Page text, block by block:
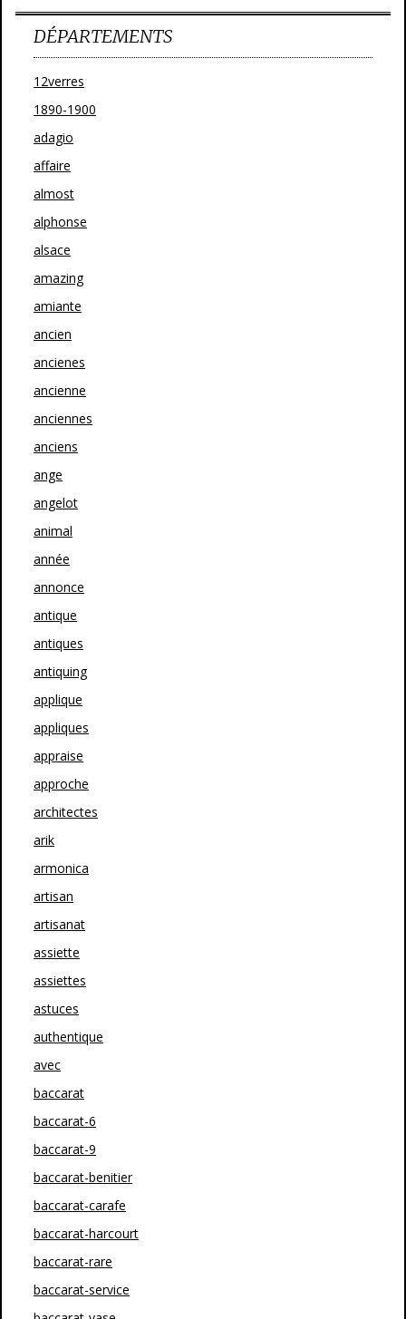
DÉPARTEMENTS
12verres
1890-1900
adagio
affaire
almost
alphonse
alsace
amazing
amiante
ancien
ancienes
ancienne
anciennes
anciens
ange
angelot
animal
année
annonce
antique
antiques
antiquing
applique
appliques
appraise
approche
architectes
arik
armonica
artisan
artisanat
assiette
assiettes
astuces
authentique
avec
baccarat
baccarat-6
baccarat-9
baccarat-benitier
baccarat-carafe
baccarat-harcourt
baccarat-rare
baccarat-service